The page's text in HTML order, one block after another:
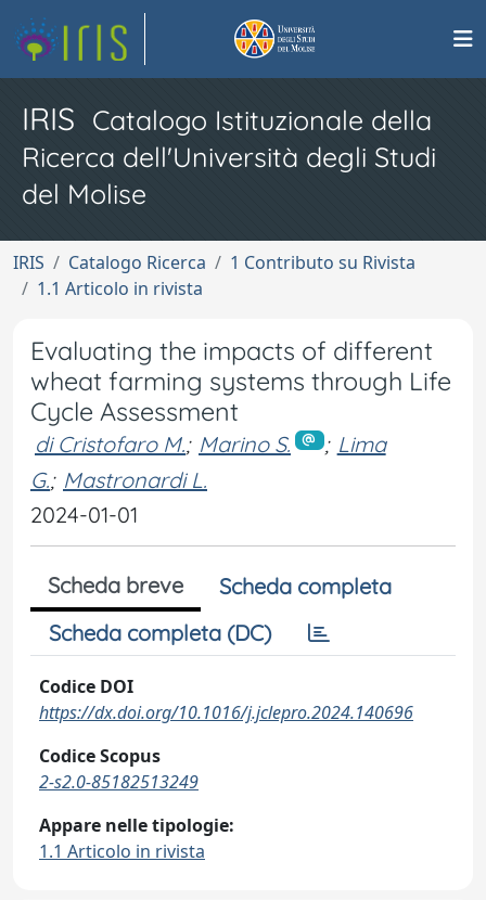
IRIS Catalogo Istituzionale della
Ricerca dell'Università degli Studi
del Molise
IRIS Catalogo Ricerca
1 Contributo su Rivista
1.1 Articolo in rivista
Evaluating the impacts of different
wheat farming systems through Life
Cycle Assessment
di Cristofaro M.; Marino S. ; Lima
G.; Mastronardi L.
2024-01-01
Scheda breve
Scheda completa
Scheda completa (DC)
Codice DOI
https://dx.doi.org/10.1016/j.jclepro.2024.140696
Codice Scopus
2-s2.0-85182513249
Appare nelle tipologie:
1.1 Articolo in rivista